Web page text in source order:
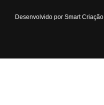
Desenvolvido por Smart Criação